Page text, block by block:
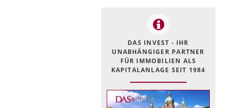
DAS INVEST - IHR
UNABHÄNGIGER PARTNER
FÜR IMMOBILIEN ALS
KAPITALANLAGE SEIT 1984